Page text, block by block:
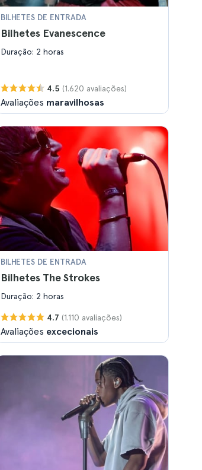
BILHETES DE ENTRADA
Bilhetes Evanescence
Duração: 2 horas
4.5 (1.620 avaliações)
Avaliações maravilhosas
BILHETES DE ENTRADA
Bilhetes The Strokes
Duração: 2 horas
4.7 (1.110 avaliações)
Avaliações excecionais